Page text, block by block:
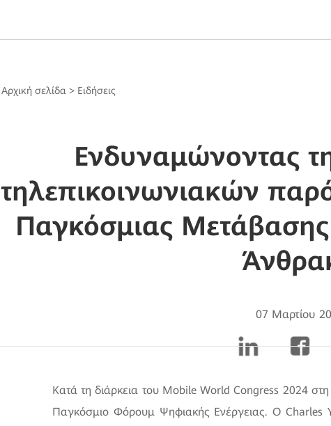
Αρχική σελίδα > Ειδήσεις
Ενδυναμώνοντας
τηλεπικοινωνιακών
Παγκόσμιας
07 Μαρτίου
Κατά τη διάρκεια του Mobile World Congress 2024
Παγκόσμιο Φόρουμ Ψηφιακής Ενέργειας. Ο Charles